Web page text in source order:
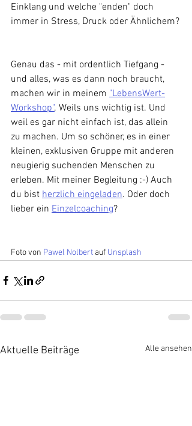
Einklang und welche "enden" doch
immer in Stress, Druck oder Ähnlichem?
Genau das - mit ordentlich Tiefgang -
und alles, was es dann noch braucht,
machen wir in meinem "LebensWert-
Workshop". Weils uns wichtig ist. Und
weil es gar nicht einfach ist, das allein
zu machen. Um so schöner, es in einer
kleinen, exklusiven Gruppe mit anderen
neugierig suchenden Menschen zu
erleben. Mit meiner Begleitung :-) Auch
du bist herzlich eingeladen. Oder doch
lieber ein Einzelcoaching?
Foto von Pawel Nolbert auf Unsplash
Aktuelle Beiträge Alle ansehen